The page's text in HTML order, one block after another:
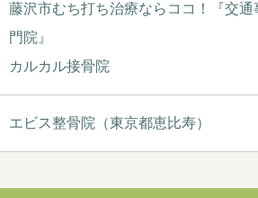
藤沢市むち打ち治療ならココ！『交
門院』
カルカル接骨院
エビス整骨院（東京都恵比寿）